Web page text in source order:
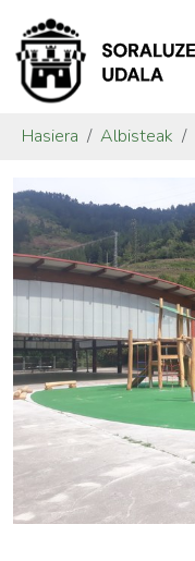
Hasiera Albisteak